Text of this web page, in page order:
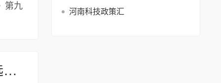
第九
关于河南省非公有制经济人士优秀中国特色社会主义事业建设者人选名单的公示
河南科技政策汇